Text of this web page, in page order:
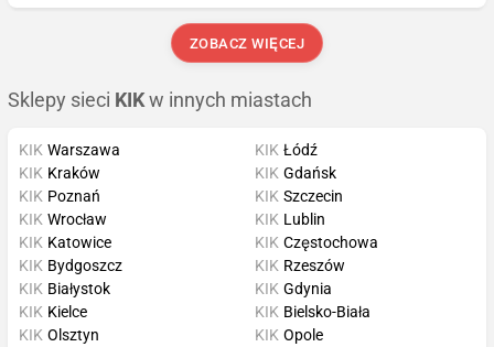
ZOBACZ WIĘCEJ
Sklepy sieci KIK w innych miastach
KIK Warszawa
KIK Kraków
KIK Poznań
KIK Wrocław
KIK Łódź
KIK Gdańsk
KIK Szczecin
KIK Lublin
KIK Katowice
KIK Bydgoszcz
KIK Białystok
KIK Kielce
KIK Częstochowa
KIK Rzeszów
KIK Gdynia
KIK Bielsko-Biała
KIK Olsztyn
KIK Opole